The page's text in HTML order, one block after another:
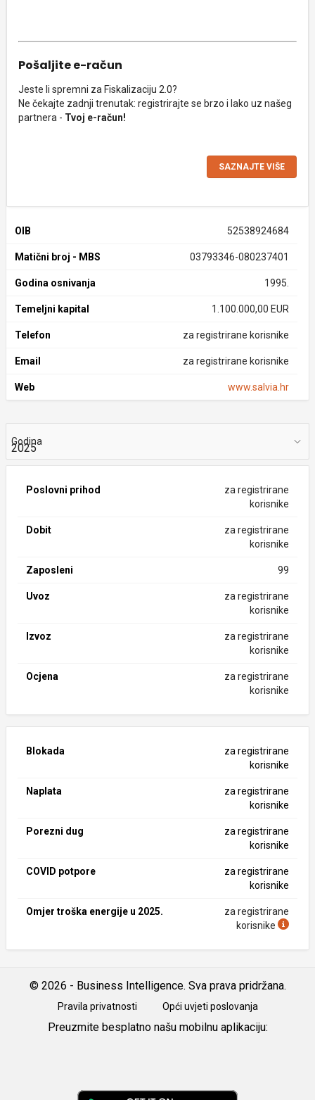
Pošaljite e-račun
Jeste li spremni za Fiskalizaciju 2.0?
Ne čekajte zadnji trenutak: registrirajte se brzo i lako uz našeg
partnera - Tvoj e-račun!
SAZNAJTE VIŠE
OIB 52538924684
Matični broj - MBS 03793346-080237401
Godina osnivanja 1995.
Temeljni kapital 1.100.000,00 EUR
Telefon za registrirane korisnike
Email za registrirane korisnike
Web www.salvia.hr
Godina
Poslovni prihod
za registrirane
korisnike
Dobit
za registrirane
korisnike
Zaposleni 99
Uvoz
za registrirane
korisnike
Izvoz
za registrirane
korisnike
Ocjena
za registrirane
korisnike
Blokada
za registrirane
korisnike
Naplata
za registrirane
korisnike
Porezni dug
za registrirane
korisnike
COVID potpore
za registrirane
korisnike
Omjer troška energije u 2025.
za registrirane
korisnike
© 2026 - Business Intelligence. Sva prava pridržana.
Pravila privatnosti Opći uvjeti poslovanja
Preuzmite besplatno našu mobilnu aplikaciju: